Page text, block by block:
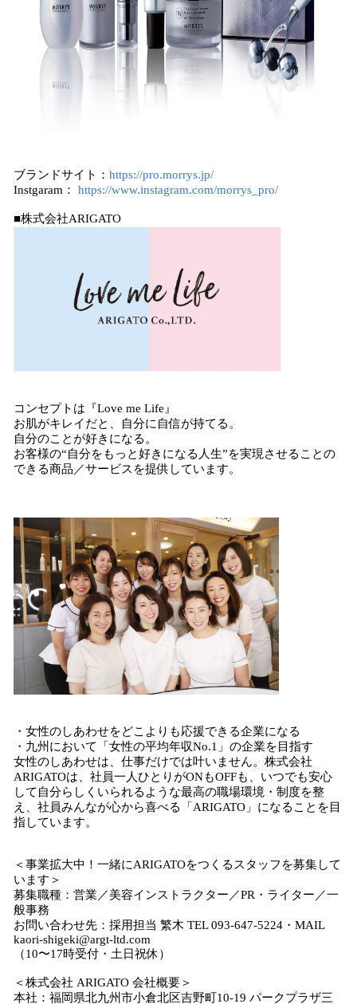
ブランドサイト： https://pro.morrys.jp/
Instgaram： https://www.instagram.com/morrys_pro/
■株式会社ARIGATO
コンセプトは『Love me Life』
お肌がキレイだと、自分に自信が持てる。
自分のことが好きになる。
お客様の“自分をもっと好きになる人生”を実現させることの
できる商品／サービスを提供しています。
・女性のしあわせをどこよりも応援できる企業になる
・九州において「女性の平均年収No.1」の企業を目指す
女性のしあわせは、仕事だけでは叶いません。株式会社
ARIGATOは、社員一人ひとりがONもOFFも、いつでも安心
して自分らしくいられるような最高の職場環境・制度を整
え、社員みんなが心から喜べる「ARIGATO」になることを目
指しています。
＜事業拡大中！一緒にARIGATOをつくるスタッフを募集して
います＞
募集職種：営業／美容インストラクター／PR・ライター／一
般事務
お問い合わせ先：採用担当 繁木 TEL 093-647-5224・MAIL
kaori-shigeki@argt-ltd.com
（10〜17時受付・土日祝休）
＜株式会社 ARIGATO 会社概要＞
本社：福岡県北九州市小倉北区吉野町10-19 パークプラザ三